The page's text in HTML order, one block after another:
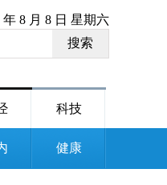
年 8 月 8 日 星期六
搜索
科技
健康